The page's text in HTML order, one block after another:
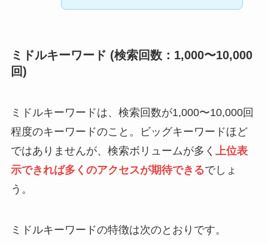
ミドルキーワード (検索回数：1,000〜10,000
回)
ミドルキーワードは、検索回数が1,000〜10,000回
程度のキーワードのこと。ビッグキーワードほど
ではありませんが、検索ボリュームが多く 上位表
示できれば多くのアクセスが期待できるでしょ
う。
ミドルキーワードの特徴は次のとおりです。